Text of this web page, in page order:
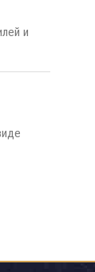
и